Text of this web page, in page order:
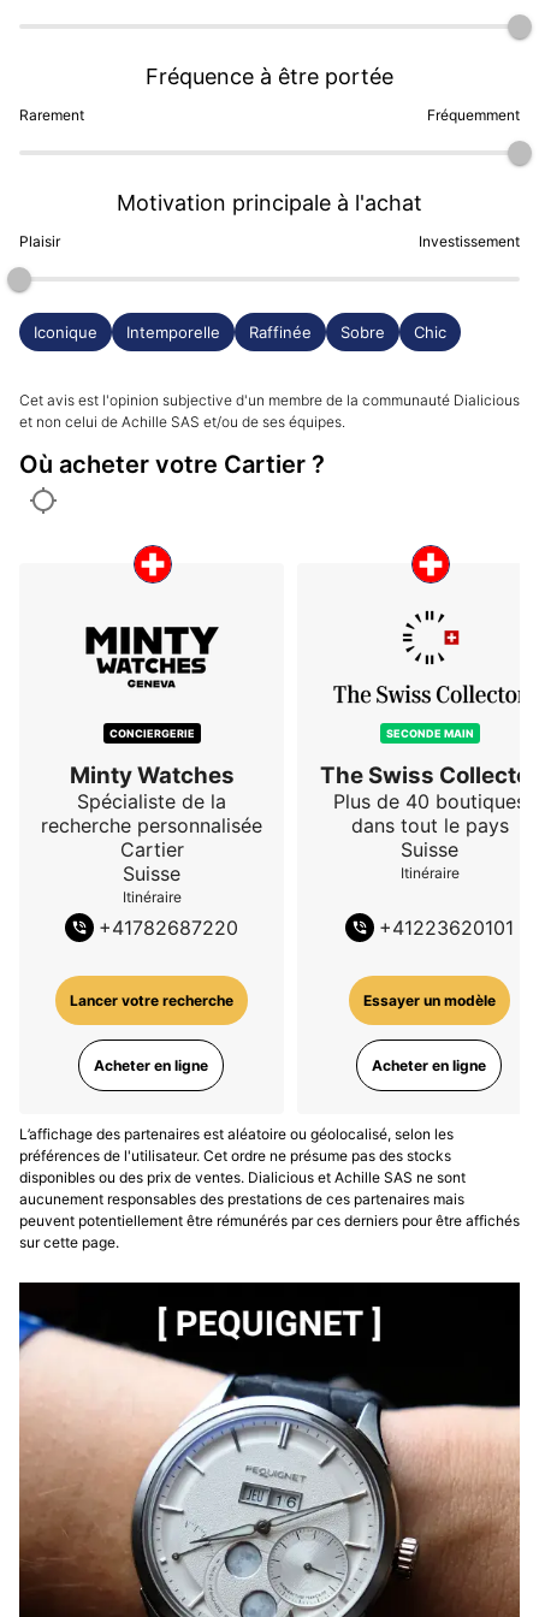
Rarement
Fréquence à être portée
Fréquemment
Plaisir
Motivation principale à l'achat
Investissement
Iconique Intemporelle Raffinée Sobre Chic
Cet avis est l'opinion subjective d'un membre de la communauté Dialicious
et non celui de Achille SAS et/ou de ses équipes.
Où acheter votre Cartier ?
CONCIERGERIE
Minty Watches
Spécialiste de la
recherche personnalisée
Cartier
Suisse
Itinéraire
+41782687220
Lancer votre recherche
Acheter en ligne
SECONDE MAIN
The Swiss Collector
Plus de 40 boutiques
dans tout le pays
Suisse
Itinéraire
+41223620101
Essayer un modèle
Acheter en ligne
L’affichage des partenaires est aléatoire ou géolocalisé, selon les
préférences de l'utilisateur. Cet ordre ne présume pas des stocks
disponibles ou des prix de ventes. Dialicious et Achille SAS ne sont
aucunement responsables des prestations de ces partenaires mais
peuvent potentiellement être rémunérés par ces derniers pour être affichés
sur cette page.